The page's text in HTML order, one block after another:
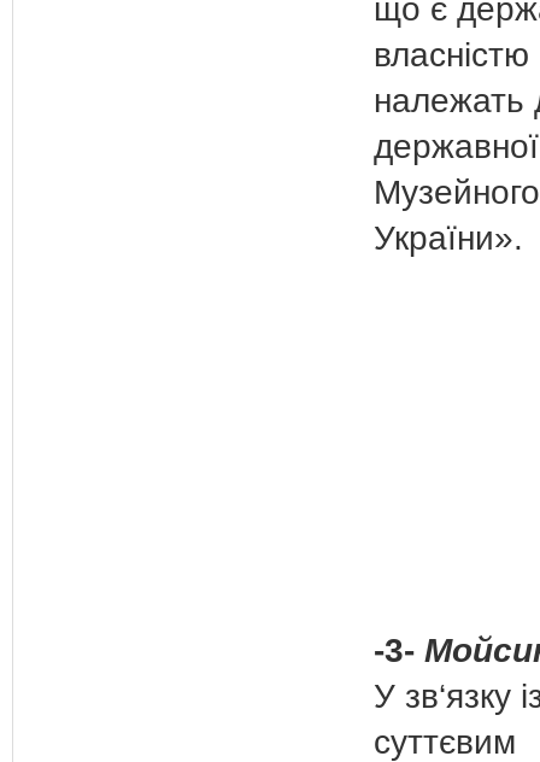
що є
власністю
належать
України».
-3-
У зв‘язку
суттєвим